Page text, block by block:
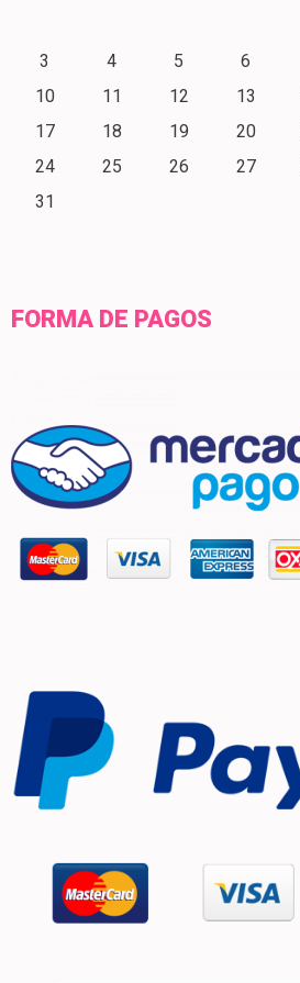
3
4 5 6
10
11 12 13
17
18 19 20
24
25 26 27
31
FORMA DE PAGOS